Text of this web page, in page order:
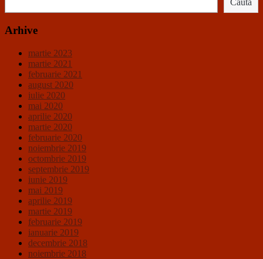
Caută
Arhive
martie 2023
martie 2021
februarie 2021
august 2020
iulie 2020
mai 2020
aprilie 2020
martie 2020
februarie 2020
noiembrie 2019
octombrie 2019
septembrie 2019
iunie 2019
mai 2019
aprilie 2019
martie 2019
februarie 2019
ianuarie 2019
decembrie 2018
noiembrie 2018